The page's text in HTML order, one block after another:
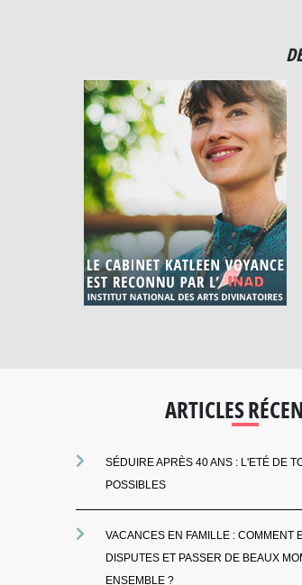
ARTICLES
SÉDUIRE APRÈS 40 ANS : L'ETÉ DE
POSSIBLES
VACANCES EN FAMILLE : COMMENT
DISPUTES ET PASSER DE BEAUX
ENSEMBLE ?